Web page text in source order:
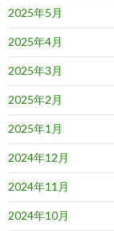
2025年5月
2025年4月
2025年3月
2025年2月
2025年1月
2024年12月
2024年11月
2024年10月